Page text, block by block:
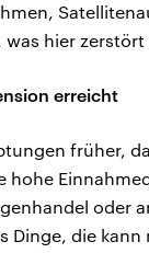
hier zerstört
erreicht
früher,
hohe
oder
Dinge, die kann